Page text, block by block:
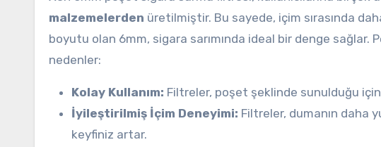
malzemelerden üretilmiştir. Bu sayede, içim sırasında
boyutu olan 6mm, sigara sarımında ideal bir denge
nedenler:
Kolay Kullanım: Filtreler, poşet şeklinde sunulduğu için
İyileştirilmiş İçim Deneyimi: Filtreler, dumanın daha
keyfiniz artar.